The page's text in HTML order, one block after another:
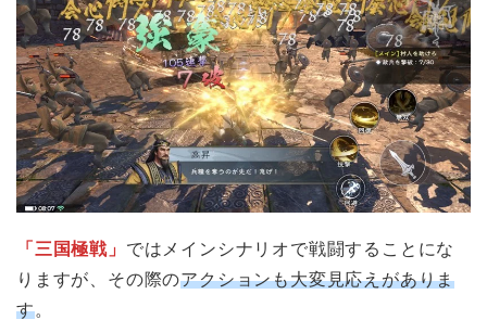
「三国極戦」 ではメインシナリオで戦闘することにな
りますが、その際のアクションも大変見応えがありま
す。